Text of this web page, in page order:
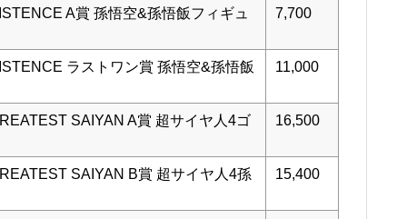
A賞 孫悟空&孫悟飯フィギュ 7,700
ラストワン賞 孫悟空&孫悟飯 11,000
SAIYAN A賞 超サイヤ人4ゴ 16,500
SAIYAN B賞 超サイヤ人4孫 15,400